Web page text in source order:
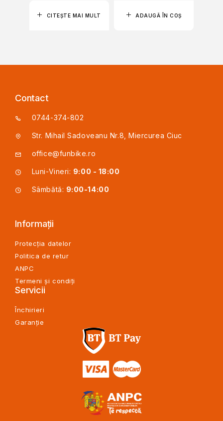
CITEȘTE MAI MULT ADAUGĂ ÎN COȘ
Contact
0744-374-802
Str. Mihail Sadoveanu Nr.8, Miercurea Ciuc
office@funbike.ro
Luni-Vineri: 9:00 - 18:00
Sâmbătă: 9:00-14:00
Informații
Protecția datelor
Politica de retur
ANPC
Termeni și condiți
Servicii
Închirieri
Garanție